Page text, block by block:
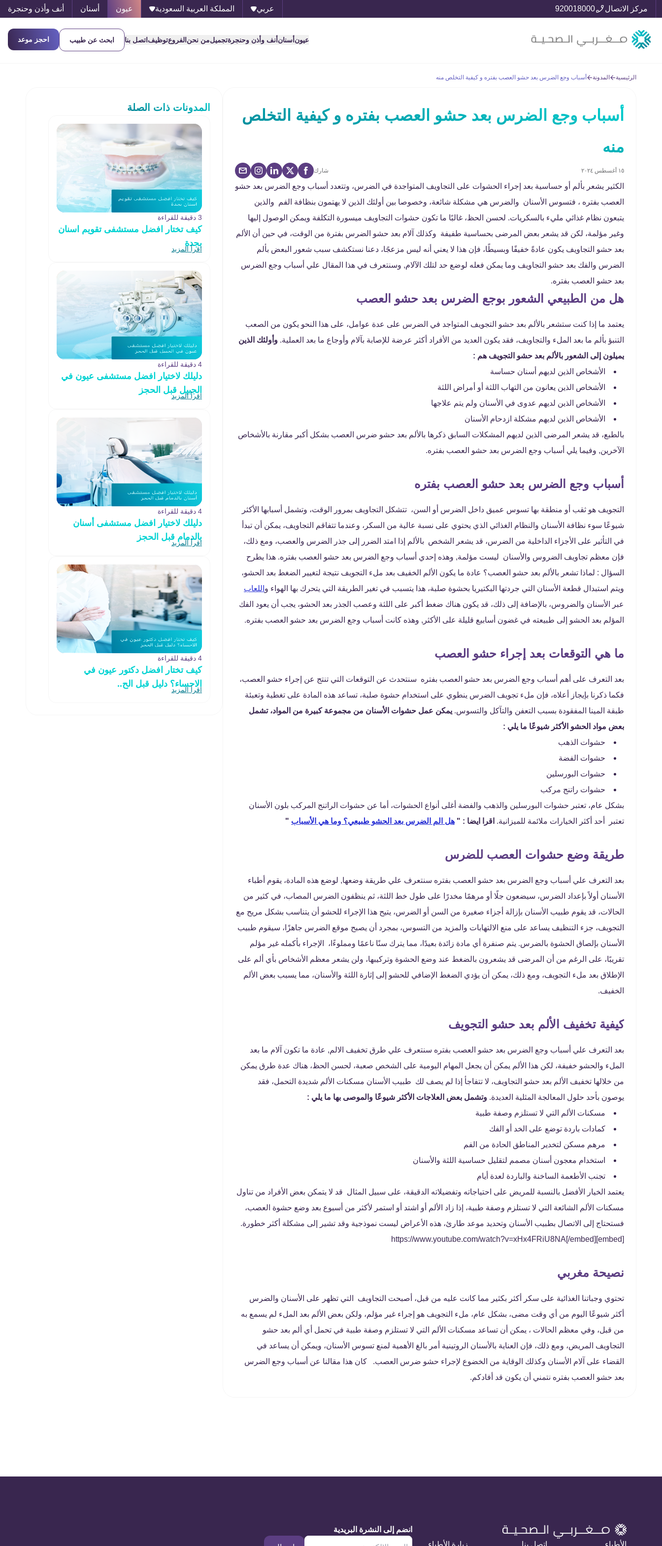
مركز الاتصال 920018000 عربي المملكة العربية السعودية عيون أسنان أنف وأذن وحنجرة
عيون أسنان أنف وأذن وحنجرةتجميلمن نحن الفروعتوظيف اتصل بنا ابحث عن طبيب احجز موعد
الرئيسية المدونة أسباب وجع الضرس بعد حشو العصب بفتره و كيفية التخلص منه
أسباب وجع الضرس بعد حشو العصب بفتره و كيفية التخلص
منه
١٥ أغسطس ٢٠٢٤ شارك
الكثير يشعر بألم أو حساسية بعد إجراء الحشوات على التجاويف المتواجدة في الضرس، وتتعدد أسباب وجع الضرس بعد حشو
العصب بفتره ، فتسوس الأسنان والضرس هي مشكلة شائعة، وخصوصا بين أولئك الذين لا يهتمون بنظافة الفم والذين
يتبعون نظام غذائي مليء بالسكريات. لحسن الحظ، غالبًا ما تكون حشوات التجاويف ميسورة التكلفة ويمكن الوصول إليها
وغير مؤلمة، لكن قد يشعر بعض المرضى بحساسية طفيفة وكذلك آلام بعد حشو الضرس بفترة من الوقت، في حين أن الألم
بعد حشو التجاويف يكون عادةً خفيفًا وبسيطًا، فإن هذا لا يعني أنه ليس مزعجًا، دعنا نستكشف سبب شعور البعض بألم
الضرس والفك بعد حشو التجاويف وما يمكن فعله لوضع حد لتلك الآلام, وسنتعرف في هذا المقال علي أسباب وجع الضرس
بعد حشو العصب بفتره.
هل من الطبيعي الشعور بوجع الضرس بعد حشو العصب
يعتمد ما إذا كنت ستشعر بالألم بعد حشو التجويف المتواجد في الضرس على عدة عوامل، على هذا النحو يكون من الصعب
التنبؤ بألم ما بعد الملء والتجاويف، فقد يكون العديد من الأفراد أكثر عرضة للإصابة بآلام وأوجاع ما بعد العملية. وأولئك الذين
يميلون إلى الشعور بالألم بعد حشو التجويف هم :
الأشخاص الذين لديهم أسنان حساسة
الأشخاص الذين يعانون من التهاب اللثة أو أمراض اللثة
الأشخاص الذين لديهم عدوى في الأسنان ولم يتم علاجها
الأشخاص الذين لديهم مشكلة ازدحام الأسنان
بالطبع، قد يشعر المرضى الذين لديهم المشكلات السابق ذكرها بالألم بعد حشو ضرس العصب بشكل أكبر مقارنة بالأشخاص
الآخرين, وفيما يلي أسباب وجع الضرس بعد حشو العصب بفتره.
أسباب وجع الضرس بعد حشو العصب بفتره
التجويف هو ثقب أو منطقة بها تسوس عميق داخل الضرس أو السن، تتشكل التجاويف بمرور الوقت، وتشمل أسبابها الأكثر
شيوعًا سوء نظافة الأسنان والنظام الغذائي الذي يحتوي على نسبة عالية من السكر، وعندما تتفاقم التجاويف، يمكن أن تبدأ
في التأثير على الأجزاء الداخلية من الضرس، قد يشعر الشخص بالألم إذا امتد الضرر إلى جذر الضرس والعصب، ومع ذلك،
فإن معظم تجاويف الضروس والأسنان ليست مؤلمة, وهذه إحدي أسباب وجع الضرس بعد حشو العصب بفتره. هذا يطرح
السؤال : لماذا تشعر بالألم بعد حشو العصب؟ عادة ما يكون الألم الخفيف بعد ملء التجويف نتيجة لتغيير الضغط بعد الحشو،
ويتم استبدال قطعة الأسنان التي جردتها البكتيريا بحشوة صلبة، هذا يتسبب في تغير الطريقة التي يتحرك بها الهواء و اللعاب
عبر الأسنان والضروس، بالإضافة إلى ذلك، قد يكون هناك ضغط أكبر على اللثة وعصب الجذر بعد الحشو، يجب أن يعود الفك
المؤلم بعد الحشو إلى طبيعته في غضون أسابيع قليلة على الأكثر, وهذه كانت أسباب وجع الضرس بعد حشو العصب بفتره.
ما هي التوقعات بعد إجراء حشو العصب
بعد التعرف على أهم أسباب وجع الضرس بعد حشو العصب بفتره سنتحدث عن التوقعات التي تنتج عن إجراء حشو العصب،
فكما ذكرنا بإيجاز أعلاه، فإن ملء تجويف الضرس ينطوي على استخدام حشوة صلبة، تساعد هذه المادة على تغطية وتعبئة
طبقة المينا المفقودة بسبب التعفن والتآكل والتسوس. يمكن عمل حشوات الأسنان من مجموعة كبيرة من المواد، تشمل
بعض مواد الحشو الأكثر شيوعًا ما يلي :
حشوات الذهب
حشوات الفضة
حشوات البورسلين
حشوات راتنج مركب
بشكل عام، تعتبر حشوات البورسلين والذهب والفضة أغلى أنواع الحشوات، أما عن حشوات الراتنج المركب بلون الأسنان
تعتبر أحد أكثر الخيارات ملائمة للميزانية. اقرا ايضا : " هل الم الضرس بعد الحشو طبيعي؟ وما هي الأسباب "
طريقة وضع حشوات العصب للضرس
بعد التعرف علي أسباب وجع الضرس بعد حشو العصب بفتره سنتعرف علي طريقة وضعها, لوضع هذه المادة، يقوم أطباء
الأسنان أولاً بإعداد الضرس، سيضعون جلًا أو مرهمًا مخدرًا على طول خط اللثة، ثم ينظفون الضرس المصاب، في كثير من
الحالات، قد يقوم طبيب الأسنان بإزالة أجزاء صغيرة من السن أو الضرس، يتيح هذا الإجراء للحشو أن يتناسب بشكل مريح مع
التجويف، جزء التنظيف يساعد على منع الالتهابات والمزيد من التسوس، بمجرد أن يصبح موقع الضرس جاهزًا، سيقوم طبيب
الأسنان بإلصاق الحشوة بالضرس. يتم صنفرة أي مادة زائدة بعيدًا، مما يترك سنًا ناعمًا ومملوءًا، الإجراء بأكمله غير مؤلم
تقريبًا، على الرغم من أن المرضى قد يشعرون بالضغط عند وضع الحشوة وتركيبها، ولن يشعر معظم الأشخاص بأي ألم على
الإطلاق بعد ملء التجويف، ومع ذلك، يمكن أن يؤدي الضغط الإضافي للحشو إلى إثارة اللثة والأسنان، مما يسبب بعض الألم
الخفيف.
كيفية تخفيف الألم بعد حشو التجويف
بعد التعرف علي أسباب وجع الضرس بعد حشو العصب بفتره سنتعرف علي طرق تخفيف الالم, عادة ما تكون آلام ما بعد
الملء والحشو خفيفة، لكن هذا الألم يمكن أن يجعل المهام اليومية على الشخص صعبة، لحسن الحظ، هناك عدة طرق يمكن
من خلالها تخفيف الألم بعد حشو التجاويف، لا تتفاجأ إذا لم يصف لك طبيب الأسنان مسكنات الألم شديدة التحمل، فقد
يوصون بأحد حلول المعالجة المثلية العديدة. وتشمل بعض العلاجات الأكثر شيوعًا والموصى بها ما يلي :
مسكنات الألم التي لا تستلزم وصفة طبية
كمادات باردة توضع على الخد أو الفك
مرهم مسكن لتخدير المناطق الحادة من الفم
استخدام معجون أسنان مصمم لتقليل حساسية اللثة والأسنان
تجنب الأطعمة الساخنة والباردة لعدة أيام
يعتمد الخيار الأفضل بالنسبة للمريض على احتياجاته وتفضيلاته الدقيقة، على سبيل المثال قد لا يتمكن بعض الأفراد من تناول
مسكنات الألم الشائعة التي لا تستلزم وصفة طبية، إذا زاد الألم أو اشتد أو استمر لأكثر من أسبوع بعد وضع حشوة العصب،
فستحتاج إلى الاتصال بطبيب الأسنان وتحديد موعد طارئ، هذه الأعراض ليست نموذجية وقد تشير إلى مشكلة أكثر خطورة.
[embed]https://www.youtube.com/watch?v=xHx4FRiU8NA[/embed]
نصيحة مغربي
تحتوي وجباتنا الغذائية على سكر أكثر بكثير مما كانت عليه من قبل، أصبحت التجاويف التي تظهر على الأسنان والضرس
أكثر شيوعًا اليوم من أي وقت مضى، بشكل عام، ملء التجويف هو إجراء غير مؤلم، ولكن بعض الألم بعد الملء لم يسمع به
من قبل، وفي معظم الحالات ، يمكن أن تساعد مسكنات الألم التي لا تستلزم وصفة طبية في تحمل أي ألم بعد حشو
التجاويف المريض، ومع ذلك، فإن العناية بالأسنان الروتينية أمر بالغ الأهمية لمنع تسوس الأسنان، ويمكن أن يساعد في
القضاء على آلام الأسنان وكذلك الوقاية من الخضوع لإجراء حشو ضرس العصب. كان هذا مقالنا عن أسباب وجع الضرس
بعد حشو العصب بفتره نتمني أن يكون قد أفادكم.
المدونات ذات الصلة
3 دقيقة للقراءة
كيف تختار افضل مستشفى تقويم اسنان
بجدة
اقرأ المزيد
4 دقيقة للقراءة
دليلك لاختيار افضل مستشفى عيون في
الجبيل قبل الحجز
اقرأ المزيد
4 دقيقة للقراءة
دليلك لاختيار افضل مستشفى أسنان
بالدمام قبل الحجز
اقرأ المزيد
4 دقيقة للقراءة
كيف تختار افضل دكتور عيون في
الاحساء؟ دليل قبل الح..
اقرأ المزيد
الأطباء اتصل بنا زيارة الأطباء
انضم إلى النشرة البريدية